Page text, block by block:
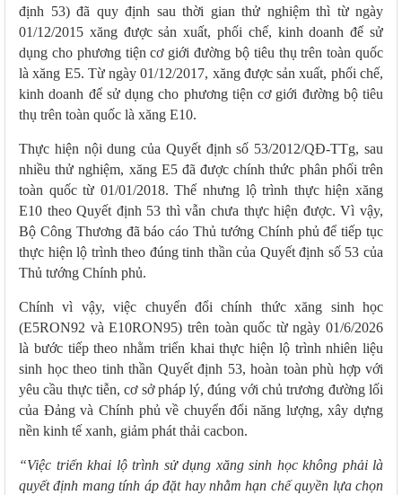
định 53) đã quy định sau thời gian thử nghiệm thì từ ngày
01/12/2015 xăng được sản xuất, phối chế, kinh doanh để sử
dụng cho phương tiện cơ giới đường bộ tiêu thụ trên toàn quốc
là xăng E5. Từ ngày 01/12/2017, xăng được sản xuất, phối chế,
kinh doanh để sử dụng cho phương tiện cơ giới đường bộ tiêu
thụ trên toàn quốc là xăng E10.
Thực hiện nội dung của Quyết định số 53/2012/QĐ-TTg, sau
nhiều thử nghiệm, xăng E5 đã được chính thức phân phối trên
toàn quốc từ 01/01/2018. Thế nhưng lộ trình thực hiện xăng
E10 theo Quyết định 53 thì vẫn chưa thực hiện được. Vì vậy,
Bộ Công Thương đã báo cáo Thủ tướng Chính phủ để tiếp tục
thực hiện lộ trình theo đúng tinh thần của Quyết định số 53 của
Thủ tướng Chính phủ.
Chính vì vậy, việc chuyển đổi chính thức xăng sinh học
(E5RON92 và E10RON95) trên toàn quốc từ ngày 01/6/2026
là bước tiếp theo nhằm triển khai thực hiện lộ trình nhiên liệu
sinh học theo tinh thần Quyết định 53, hoàn toàn phù hợp với
yêu cầu thực tiễn, cơ sở pháp lý, đúng với chủ trương đường lối
của Đảng và Chính phủ về chuyển đổi năng lượng, xây dựng
nền kinh tế xanh, giảm phát thải cacbon.
“Việc triển khai lộ trình sử dụng xăng sinh học không phải là
quyết định mang tính áp đặt hay nhằm hạn chế quyền lựa chọn